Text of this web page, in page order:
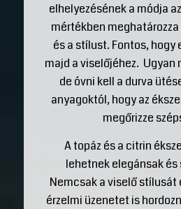
elhelyezésének a módja
mértékben
és a stílust. Fontos, hogy
majd a viselőjéhez. Ugyan
de óvni kell a durva
anyagoktól, hogy az
megőrizze
A topáz és a citrin
lehetnek elegánsak és
Nemcsak a viselő stílusát
érzelmi üzenetet is